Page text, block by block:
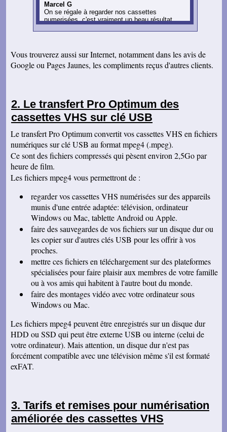
Marcel G
On se régale à regarder nos cassettes
numerisées. c'est vraiment un beau résultat.
Bonjour madame Massé, j'ai bien reçu votre
colis, je n'ai plus qu'à me régaler en visionnant.
Merci pour votre travail, Cordialement
Merci pour votre professionnalisme.
Margot P
arrangeant à prix bon marché, je recommande
vivement !
Gérard H
J'ai reçu le DVD de numérisation des deux
remercie. Je vous remercie également de
résultat qui est très professionnel et dont je suis
entièrement satisfait. Je suis très content
d'avoir découvert votre société. Votre prestation
est - comparé à l'essai réalisé auprès d'une
autre société - sans commune mesure au
niveau de la qualité. Je vous donne de mes
nouvelles prochainement pour d'autres
cassettes et vous souhaite une bonne soirée.
Isabelle L
A la suite d'un anniversaire chez un ami
d'enfance qui nous a montré des films de notre
enfance qu'il a fait repiquer de ses cassettes
par votre société, j'ai décidé de vous confier les
miennes. Après avoir reçu ma commande, j'ai
transferts effectués. Je vous remercie et je
parlerai de vous si l'occasion se présente.
Cordialement.
Gérard H
Merci beaucoup et félicitations pour le suivi de
Chantal S
Bien recu mon dvd je l ai regarde c est super
beau souvenir de mes parents merci beaucoup
tres cordialement
Vous trouverez aussi sur Internet, notamment dans les avis de
Google ou Pages Jaunes, les compliments reçus d'autres clients.
Le transfert Pro Optimum des
cassettes VHS sur clé USB
Le transfert Pro Optimum convertit vos cassettes VHS en fichiers
numériques sur clé USB au format mpeg4 (.mpeg).
Ce sont des fichiers compressés qui pèsent environ 2,5Go par
heure de film.
Les fichiers mpeg4 vous permettront de :
regarder vos cassettes VHS numérisées sur des appareils
munis d'une entrée adaptée: télévision, ordinateur
Windows ou Mac, tablette Android ou Apple.
faire des sauvegardes de vos fichiers sur un disque dur ou
les copier sur d'autres clés USB pour les offrir à vos
proches.
mettre ces fichiers en téléchargement sur des plateformes
spécialisées pour faire plaisir aux membres de votre famille
ou à vos amis qui habitent à l'autre bout du monde.
faire des montages vidéo avec votre ordinateur sous
Windows ou Mac.
Les fichiers mpeg4 peuvent être enregistrés sur un disque dur
HDD ou SSD qui peut être externe USB ou interne (celui de
votre ordinateur). Mais attention, un disque dur n'est pas
forcément compatible avec une télévision même s'il est formaté
exFAT.
Tarifs et remises pour numérisation
améliorée des cassettes VHS